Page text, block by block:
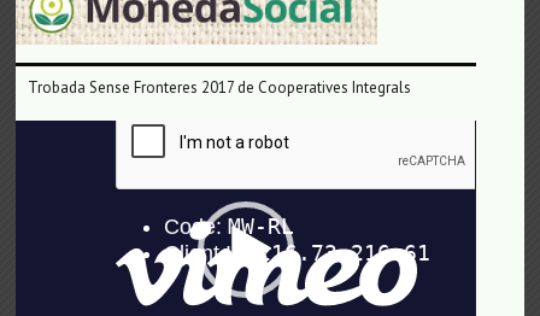
Trobada Sense Fronteres 2017 de Cooperatives Integrals